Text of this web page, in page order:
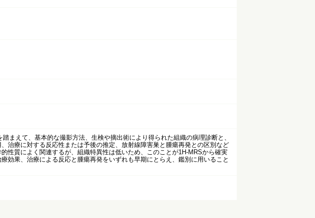
まえて、基本的な撮影方法、生検や摘出術により得られた組織の病理診断と、
治療に対する反応性または予後の推定、放射線障害巣と腫瘍再発との区別など
性質によく関連するが、組織特異性は低いため、このことが1H-MRSから確実
効果、治療による反応と腫瘍再発をいずれも早期にとらえ、鑑別に用いること